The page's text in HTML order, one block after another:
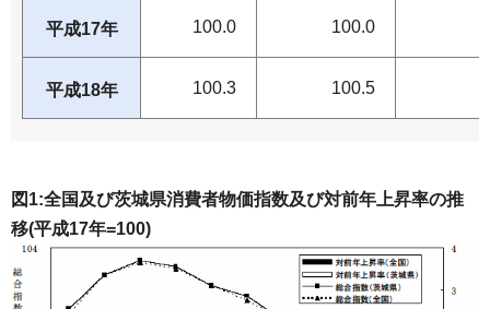
平成17年 100.0 100.0
平成18年 100.3 100.5
図1:全国及び茨城県消費者物価指数及び対前年上昇率の推
移(平成17年=100)